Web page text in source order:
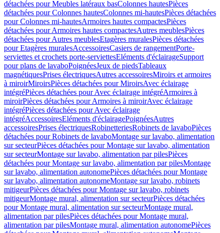
détachées pour Meubles latéraux basColonnes hautesPièces
détachées pour Colonnes hautesColonnes mi-hautesPièces détachées
pour Colonnes mi-hautesArmoires hautes compactesPièces
détachées pour Armoires hautes compactesAutres meublesPièces
détachées pour Autres meublesEtagères muralesPièces détachées
pour Etagères muralesAccessoiresCasiers de rangementPorte-
serviettes et crochets porte-serviettesEléments d'éclairageSupport
pour plans de lavaboPoignéesJeux de piedsTableaux
magnétiquesPrises électriquesAutres accessoiresMiroirs et armoires
à miroirMiroirsPièces détachées pour MiroirsAvec éclairage
intégréPièces détachées pour Avec éclairage intégréArmoires à
miroirPièces détachées pour Armoires à miroirAvec éclairage
intégréPièces détachées pour Avec éclairage
intégréAccessoiresEléments d'éclairagePoignéesAutres
accessoiresPrises électriquesRobinetteriesRobinets de lavaboPièces
détachées pour Robinets de lavaboMontage sur lavabo, alimentation
sur secteurPièces détachées pour Montage sur lavabo, alimentation
sur secteurMontage sur lavabo, alimentation par pilesPièces
détachées pour Montage sur lavabo, alimentation par pilesMontage
sur lavabo, alimentation autonomePièces détachées pour Montage
sur lavabo, alimentation autonomeMontage sur lavabo, robinets
mitigeurPièces détachées pour Montage sur lavabo, robinets
mitigeurMontage mural, alimentation sur secteurPièces détachées
pour Montage mural, alimentation sur secteurMontage mural,
alimentation par pilesPièces détachées pour Montage mural,
alimentation par pilesMontage mural, alimentation autonomePièces